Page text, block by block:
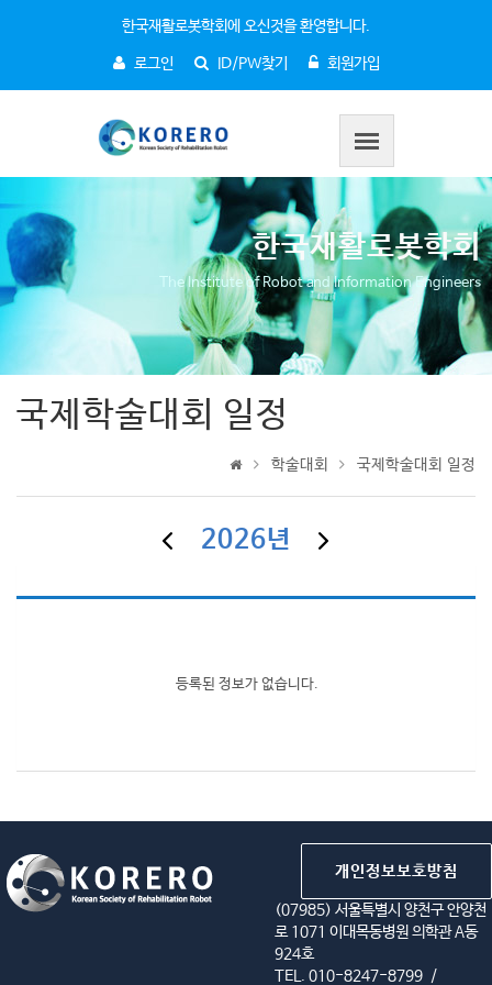
한국재활로봇학회에 오신것을 환영합니다.
로그인 ID/PW찾기 회원가입
한국재활로봇학회
The Institute of Robot and Information Engineers
국제학술대회 일정
학술대회 국제학술대회 일정
2026년
등록된 정보가 없습니다.
개인정보보호방침
(07985) 서울특별시 양천구 안양천
로 1071 이대목동병원 의학관 A동
924호
TEL. 010-8247-8799 /